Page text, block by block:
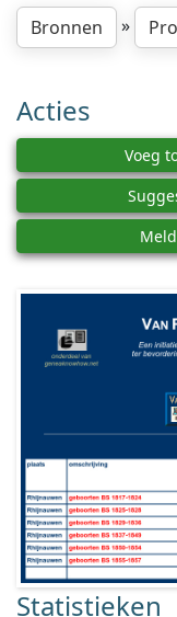
Bronnen
»
Acties
Voeg
Statistieken